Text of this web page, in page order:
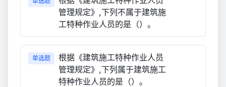
管理规定》,下列不属于建筑施
工特种作业人员的是（）。
单选题
根据《建筑施工特种作业人员
管理规定》,下列属于建筑施工
特种作业人员的是（）。